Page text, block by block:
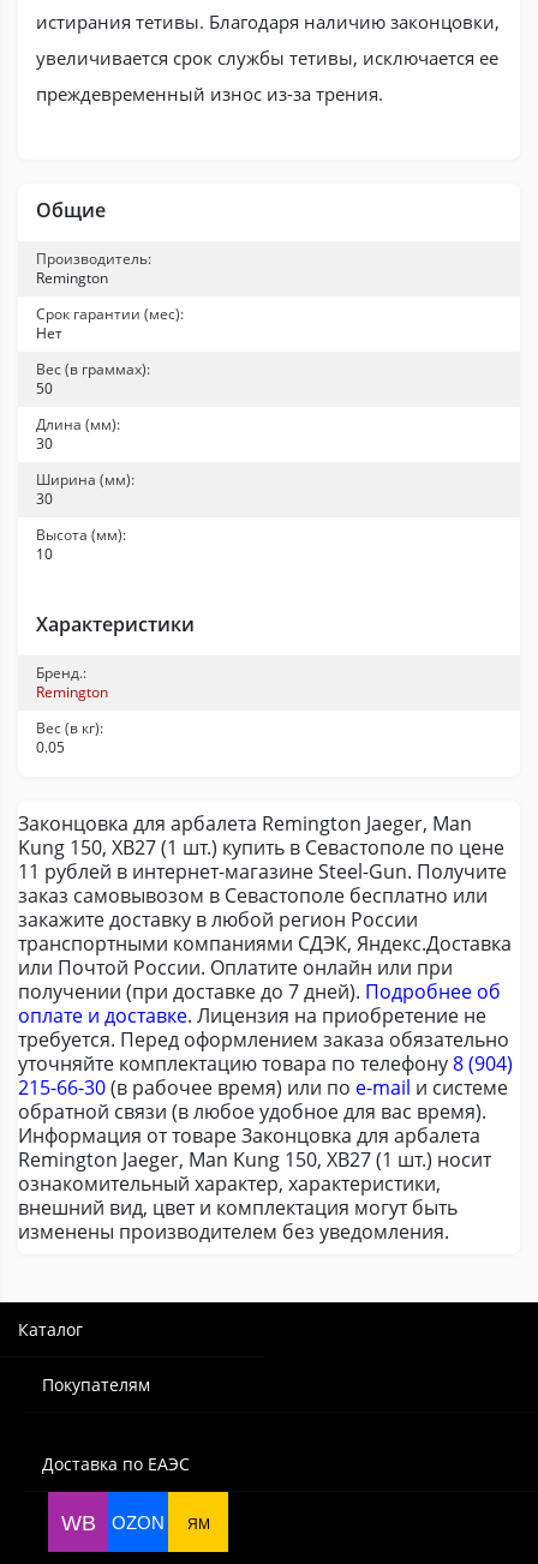
истирания тетивы. Благодаря наличию законцовки,
увеличивается срок службы тетивы, исключается ее
преждевременный износ из-за трения.
Общие
Производитель:
Remington
Срок гарантии (мес):
Нет
Вес (в граммах):
50
Длина (мм):
30
Ширина (мм):
30
Высота (мм):
10
Характеристики
Бренд.:
Remington
Вес (в кг):
0.05
Законцовка для арбалета Remington Jaeger, Man
Kung 150, XB27 (1 шт.) купить в Севастополе по цене
11 рублей в интернет-магазине Steel-Gun. Получите
заказ самовывозом в Севастополе бесплатно или
закажите доставку в любой регион России
транспортными компаниями СДЭК, Яндекс.Доставка
или Почтой России. Оплатите онлайн или при
получении (при доставке до 7 дней). Подробнее об
оплате и доставке. Лицензия на приобретение не
требуется. Перед оформлением заказа обязательно
уточняйте комплектацию товара по телефону8 (904)
215-66-30(в рабочее время) или по e-mail и системе
обратной связи (в любое удобное для вас время).
Информация от товаре Законцовка для арбалета
Remington Jaeger, Man Kung 150, XB27 (1 шт.) носит
ознакомительный характер, характеристики,
внешний вид, цвет и комплектация могут быть
изменены производителем без уведомления.
Каталог
Покупателям
Доставка по ЕАЭС
WB OZON ЯМ